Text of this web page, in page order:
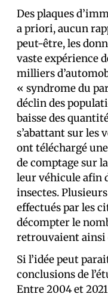
Des plaques
a priori, aucun
peut-être, les
vaste expérience
milliers
« syndrome du
déclin des
baisse des
s’abattant sur les
ont téléchargé
de comptage sur
leur véhicule afin
insectes.
effectués par les
décompter le
retrouvaient ainsi
Si l’idée peut
conclusions de
Entre 2004 et